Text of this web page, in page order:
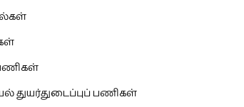
துயர்துடைப்புப் பணிகள்